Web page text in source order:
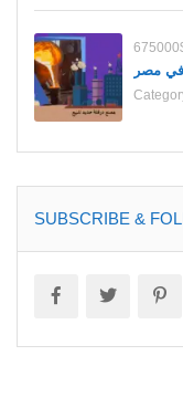
في مصر
SUBSCRIBE &